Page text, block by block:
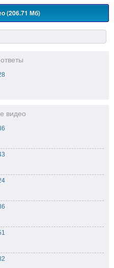
(206.71 Мб)
видео